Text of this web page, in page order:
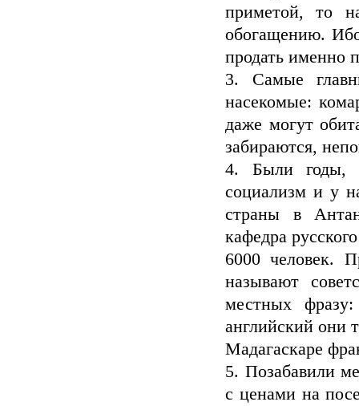
приметой, то
обогащению.
продать именно
3. Самые
насекомые:
даже могут
забираются,
4. Были годы,
социализм и у
страны в
кафедра
6000 человек.
называют
местных
английский они
Мадагаскаре
5. Позабавили
с ценами на